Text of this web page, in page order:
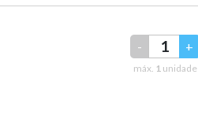
- +
máx. 1 unidade